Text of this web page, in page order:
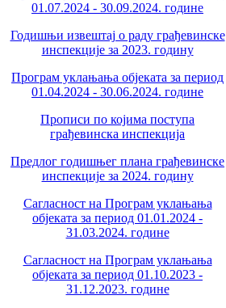
01.07.2024 - 30.09.2024. године
Годишњи извештај о раду грађевинске
инспекције за 2023. годину
Програм уклањања објеката за период
01.04.2024 - 30.06.2024. године
Прописи по којима поступа
грађевинска инспекција
Предлог годишњег плана грађевинске
инспекције за 2024. годину
Сагласност на Програм уклањања
објеката за период 01.01.2024 -
31.03.2024. године
Сагласност на Програм уклањања
објеката за период 01.10.2023 -
31.12.2023. године